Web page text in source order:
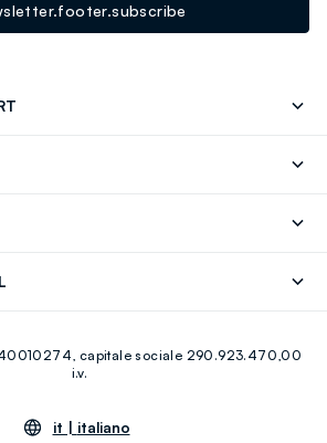
Linkedin
capitale sociale 290.923.470,00
i.v.
it | italiano